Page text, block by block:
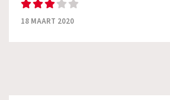
18 MAART 2020